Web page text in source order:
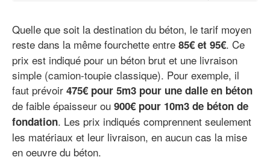
Quelle que soit la destination du béton, le tarif moyen
reste dans la même fourchette entre 85€ et 95€. Ce
prix est indiqué pour un béton brut et une livraison
simple (camion-toupie classique). Pour exemple, il
faut prévoir 475€ pour 5m3 pour une dalle en béton
de faible épaisseur ou 900€ pour 10m3 de béton de
fondation. Les prix indiqués comprennent seulement
les matériaux et leur livraison, en aucun cas la mise
en oeuvre du béton.